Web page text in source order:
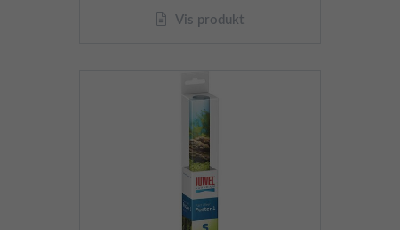
Vis produkt